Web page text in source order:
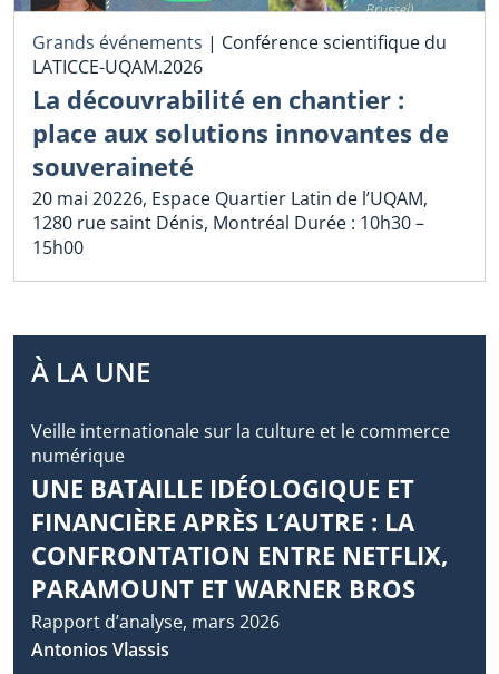
Grands événements | Conférence scientifique du
LATICCE-UQAM.2026
La découvrabilité en chantier :
place aux solutions innovantes de
souveraineté
20 mai 20226, Espace Quartier Latin de l’UQAM,
1280 rue saint Dénis, Montréal Durée : 10h30 –
15h00
À LA UNE
Veille internationale sur la culture et le commerce
numérique
UNE BATAILLE IDÉOLOGIQUE ET
FINANCIÈRE APRÈS L’AUTRE : LA
CONFRONTATION ENTRE NETFLIX,
PARAMOUNT ET WARNER BROS
Rapport d’analyse, mars 2026
Antonios Vlassis